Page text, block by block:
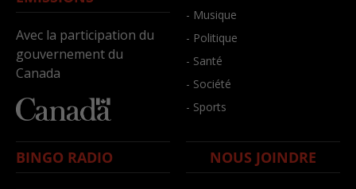
Avec la participation du
gouvernement du
Canada
- Musique
- Politique
- Santé
- Société
- Sports
BINGO RADIO NOUS JOINDRE